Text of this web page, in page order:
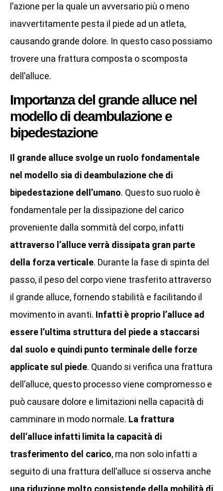
l’azione per la quale un avversario più o meno
inavvertitamente pesta il piede ad un atleta,
causando grande dolore. In questo caso possiamo
trovere una frattura composta o scomposta
dell’alluce.
Importanza del grande alluce nel
modello di deambulazione e
bipedestazione
Il grande alluce svolge un ruolo fondamentale
nel modello sia di deambulazione che di
bipedestazione dell’umano. Questo suo ruolo è
fondamentale per la dissipazione del carico
proveniente dalla sommità del corpo, infatti
attraverso l’alluce verrà dissipata gran parte
della forza verticale. Durante la fase di spinta del
passo, il peso del corpo viene trasferito attraverso
il grande alluce, fornendo stabilità e facilitando il
movimento in avanti. Infatti è proprio l’alluce ad
essere l’ultima struttura del piede a staccarsi
dal suolo e quindi punto terminale delle forze
applicate sul piede. Quando si verifica una frattura
dell’alluce, questo processo viene compromesso e
può causare dolore e limitazioni nella capacità di
camminare in modo normale. La frattura
dell’alluce infatti limita la capacità di
trasferimento del carico, ma non solo infatti a
seguito di una frattura dell’alluce si osserva anche
una riduzione molto consistende della mobilità di